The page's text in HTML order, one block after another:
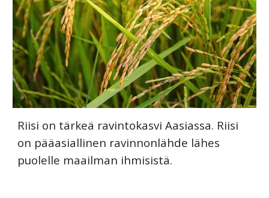
Riisi on tärkeä ravintokasvi Aasiassa. Riisi
on pääasiallinen ravinnonlähde lähes
puolelle maailman ihmisistä.